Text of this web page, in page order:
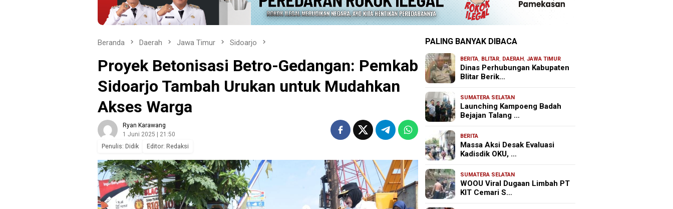
Beranda Daerah Jawa Timur Sidoarjo
Proyek Betonisasi Betro-Gedangan: Pemkab
Sidoarjo Tambah Urukan untuk Mudahkan
Akses Warga
Ryan Karawang
1 Juni 2025 | 21:50
Penulis: Didik Editor: Redaksi
PALING BANYAK DIBACA
BERITA, BLITAR, DAERAH ,JAWA TIMUR
Dinas Perhubungan Kabupaten
Blitar Berik…
SUMATERA SELATAN
Launching Kampoeng Badah
Bejajan Talang …
BERITA
Massa Aksi Desak Evaluasi
Kadisdik OKU, …
SUMATERA SELATAN
WOOU Viral Dugaan Limbah PT
KIT Cemari S…